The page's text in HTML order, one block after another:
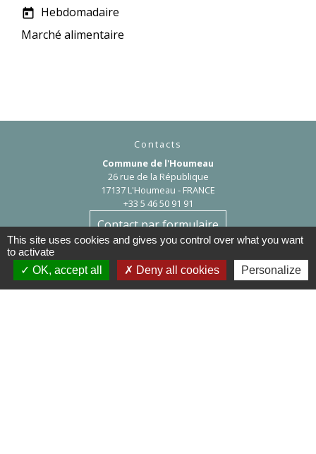
today Hebdomadaire
Marché alimentaire
Contacts
Commune de l'Houmeau
26 rue de la République
17137 L'Houmeau - FRANCE
+33 5 46 50 91 91
Contact par formulaire
Astreinte
En semaine à partir de 17h, samedi, dimanche et jours fériés :06 76 72
95 13
This site uses cookies and gives you control over what you want
to activate
OK, accept all
Deny all cookies Personalize